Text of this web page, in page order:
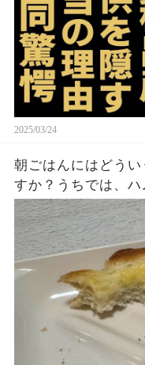
2025/03/24
朝ごはんにはどう
すか？うちでは、
ースト、ピーナッ
す。やっぱこんな